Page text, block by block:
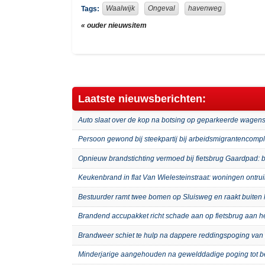
Facebook
Twitter
Tags:
Waalwijk Ongeval havenweg
« ouder nieuwsitem
Laatste nieuwsberichten:
Auto slaat over de kop na botsing op geparkeerde
Persoon gewond bij steekpartij bij
Opnieuw brandstichting vermoed bij fietsbrug Gaardpad:
Keukenbrand in flat Van Wielesteinstraat: woningen
Bestuurder ramt twee bomen op Sluisweg en raakt
Brandend accupakket richt schade aan op fietsbrug aan
Brandweer schiet te hulp na dappere reddingspoging
Minderjarige aangehouden na gewelddadige poging tot